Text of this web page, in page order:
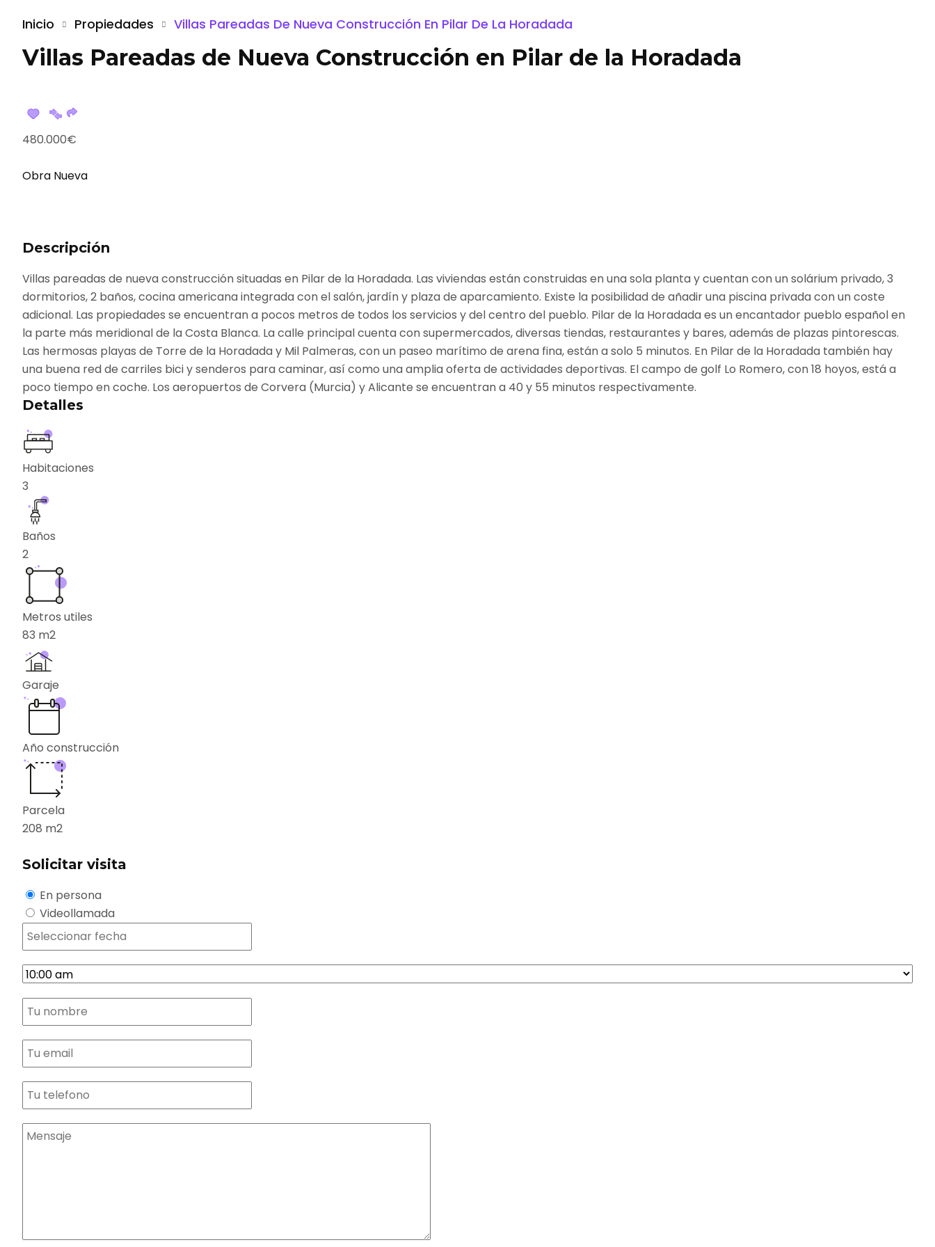
Inicio Propiedades Villas Pareadas De Nueva Construcción En Pilar De La Horadada
Villas Pareadas de Nueva Construcción en Pilar de la Horadada
480.000€
Obra Nueva
Descripción
Villas pareadas de nueva construcción situadas en Pilar de la Horadada. Las viviendas están construidas en una sola planta y cuentan con un solárium privado, 3
dormitorios, 2 baños, cocina americana integrada con el salón, jardín y plaza de aparcamiento. Existe la posibilidad de añadir una piscina privada con un coste
adicional. Las propiedades se encuentran a pocos metros de todos los servicios y del centro del pueblo. Pilar de la Horadada es un encantador pueblo español en
la parte más meridional de la Costa Blanca. La calle principal cuenta con supermercados, diversas tiendas, restaurantes y bares, además de plazas pintorescas.
Las hermosas playas de Torre de la Horadada y Mil Palmeras, con un paseo marítimo de arena fina, están a solo 5 minutos. En Pilar de la Horadada también hay
una buena red de carriles bici y senderos para caminar, así como una amplia oferta de actividades deportivas. El campo de golf Lo Romero, con 18 hoyos, está a
poco tiempo en coche. Los aeropuertos de Corvera (Murcia) y Alicante se encuentran a 40 y 55 minutos respectivamente.
Detalles
Habitaciones
3
Baños
2
Metros utiles
83 m2
Garaje
Año construcción
Parcela
208 m2
Solicitar visita
En persona
Videollamada